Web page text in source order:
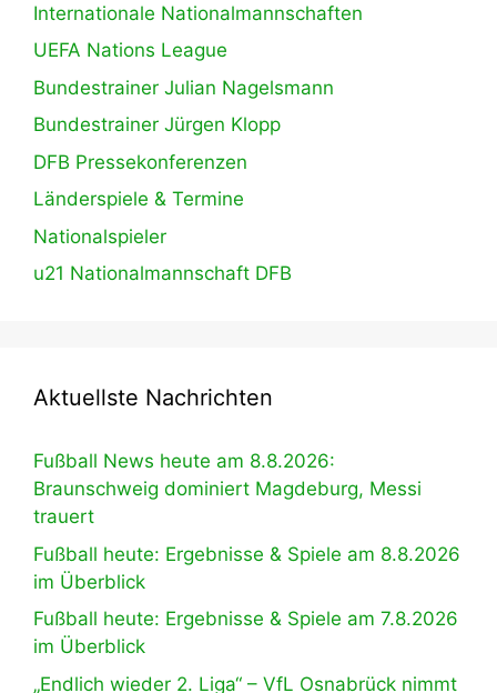
Internationale Nationalmannschaften
UEFA Nations League
Bundestrainer Julian Nagelsmann
Bundestrainer Jürgen Klopp
DFB Pressekonferenzen
Länderspiele & Termine
Nationalspieler
u21 Nationalmannschaft DFB
Aktuellste Nachrichten
Fußball News heute am 8.8.2026:
Braunschweig dominiert Magdeburg, Messi
trauert
Fußball heute: Ergebnisse & Spiele am 8.8.2026
im Überblick
Fußball heute: Ergebnisse & Spiele am 7.8.2026
im Überblick
„Endlich wieder 2. Liga“ – VfL Osnabrück nimmt